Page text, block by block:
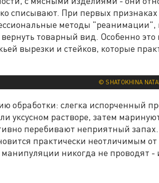
списывают. При первых
методы
товарный вид. Особенно
вырезки и стейков, которые
© SHATOKHINA
обработки: слегка испорченный
уксусном растворе, затем
перебивают неприятный запах.
практически неотличимым от
никогда не проводят -